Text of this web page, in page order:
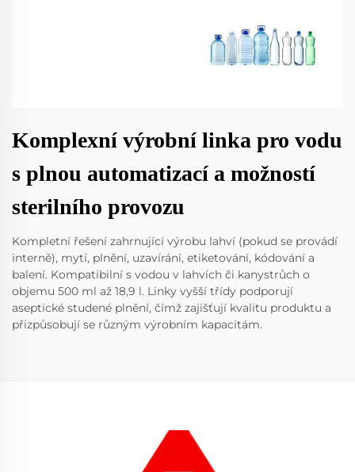
Komplexní výrobní linka pro vodu
s plnou automatizací a možností
sterilního provozu
Kompletní řešení zahrnující výrobu lahví (pokud se provádí
interně), mytí, plnění, uzavírání, etiketování, kódování a
balení. Kompatibilní s vodou v lahvích či kanystrůch o
objemu 500 ml až 18,9 l. Linky vyšší třídy podporují
aseptické studené plnění, čímž zajišťují kvalitu produktu a
přizpůsobují se různým výrobním kapacitám.